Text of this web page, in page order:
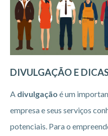
DIVULGAÇÃO E
A divulgação é um
empresa e seus serviços
potenciais. Para o